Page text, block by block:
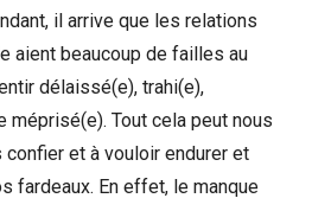
il arrive que les relations
aient beaucoup de failles au
délaissé(e), trahi(e),
méprisé(e). Tout cela peut nous
confier et à vouloir endurer et
fardeaux. En effet, le manque